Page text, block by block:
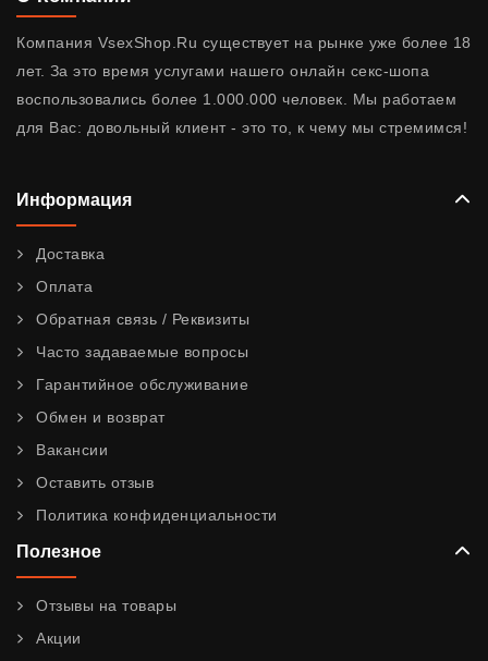
Компания VsexShop.Ru существует на рынке уже более 18
лет. За это время услугами нашего онлайн секс-шопа
воспользовались более 1.000.000 человек. Мы работаем
для Вас: довольный клиент - это то, к чему мы стремимся!
Информация
Доставка
Оплата
Обратная связь / Реквизиты
Часто задаваемые вопросы
Гарантийное обслуживание
Обмен и возврат
Вакансии
Оставить отзыв
Политика конфиденциальности
Полезное
Отзывы на товары
Акции